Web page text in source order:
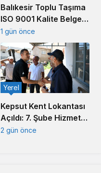
Balıkesir Toplu Taşıma
ISO 9001 Kalite Belgesi
Aldı
1 gün önce
Kepsut Kent Lokantası
Açıldı: 7. Şube Hizmete
Girdi
Yerel
2 gün önce